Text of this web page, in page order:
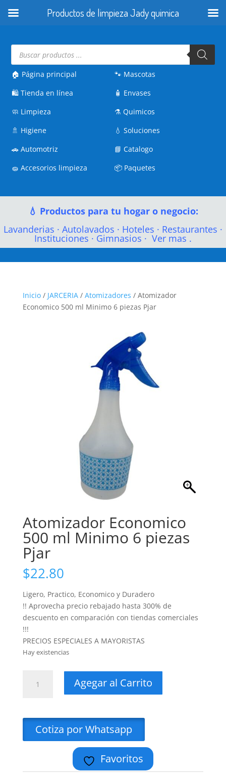
Búsqueda
productos
🏠 Página principal
🛍️Tienda en línea
🧼 Limpieza
🚿 Higiene
🚗Automotriz
🧽Accesorios limpieza
🐾 Mascotas
🧴 Envases
⚗️Quimicos
💧Soluciones
📘Catalogo
📦 Paquetes
💧 Productos para tu hogar o negocio:
Lavanderias · Autolavados · Hoteles · Restaurantes ·
Instituciones · Gimnasios · Ver mas .
Inicio/ JARCERIA/ Atomizadores / Atomizador
Economico 500 ml Minimo 6 piezas Pjar
Atomizador Economico
500 ml Minimo 6 piezas
Pjar
$22.80
Ligero, Practico, Economico y Duradero
!! Aprovecha precio rebajado hasta 300% de
descuento en comparación con tiendas comerciales
!!!
PRECIOS ESPECIALES A MAYORISTAS
Hay existencias
Economico
Minimo
Agegar al Carrito
Cotiza por Whatsapp
Favoritos
Productos de limpieza Jady quimica